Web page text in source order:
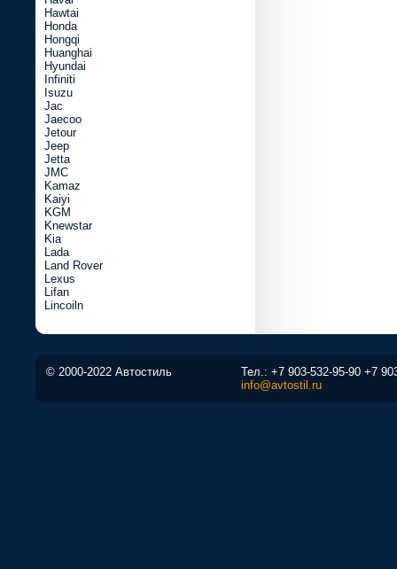
Hawtai
Honda
Hongqi
Huanghai
Hyundai
Infiniti
Isuzu
Jac
Jaecoo
Jetour
Jeep
Jetta
JMC
Kamaz
Kaiyi
KGM
Knewstar
Kia
Lada
Land Rover
Lexus
Lifan
Lincoiln
© 2000-2022 Автостиль Тел.: +7 903-532-95-90 +7
info@avtostil.ru